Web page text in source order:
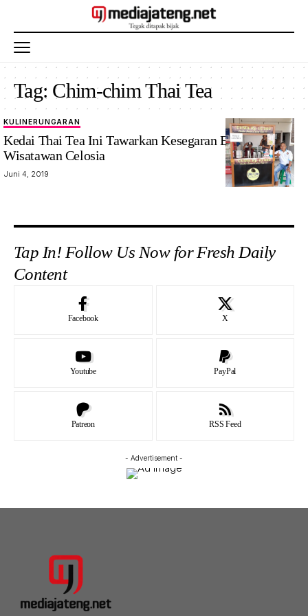
Tag: Chim-chim Thai Tea
KULINERUNGARAN
Kedai Thai Tea Ini Tawarkan Kesegaran Bagi
Wisatawan Celosia
Juni 4, 2019
Tap In! Follow Us Now for Fresh Daily
Content
Facebook X
Youtube PayPal
Patreon RSS Feed
- Advertisement -